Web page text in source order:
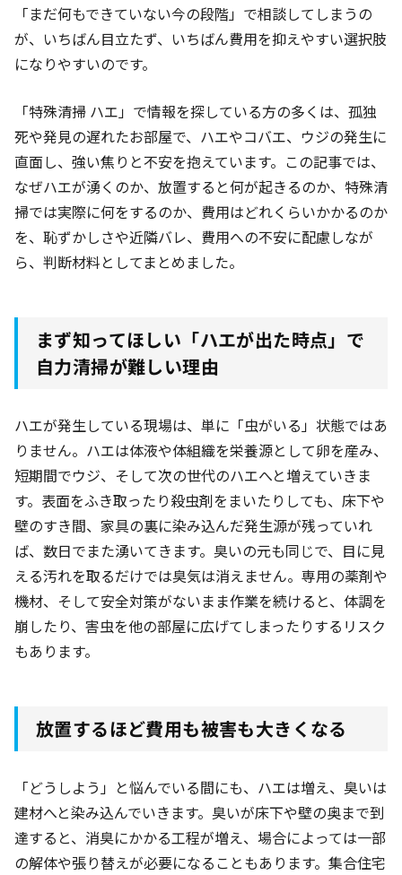
「まだ何もできていない今の段階」で相談してしまうの
が、いちばん目立たず、いちばん費用を抑えやすい選択肢
になりやすいのです。
「特殊清掃 ハエ」で情報を探している方の多くは、孤独
死や発見の遅れたお部屋で、ハエやコバエ、ウジの発生に
直面し、強い焦りと不安を抱えています。この記事では、
なぜハエが湧くのか、放置すると何が起きるのか、特殊清
掃では実際に何をするのか、費用はどれくらいかかるのか
を、恥ずかしさや近隣バレ、費用への不安に配慮しなが
ら、判断材料としてまとめました。
まず知ってほしい「ハエが出た時点」で
自力清掃が難しい理由
ハエが発生している現場は、単に「虫がいる」状態ではあ
りません。ハエは体液や体組織を栄養源として卵を産み、
短期間でウジ、そして次の世代のハエへと増えていきま
す。表面をふき取ったり殺虫剤をまいたりしても、床下や
壁のすき間、家具の裏に染み込んだ発生源が残っていれ
ば、数日でまた湧いてきます。臭いの元も同じで、目に見
える汚れを取るだけでは臭気は消えません。専用の薬剤や
機材、そして安全対策がないまま作業を続けると、体調を
崩したり、害虫を他の部屋に広げてしまったりするリスク
もあります。
放置するほど費用も被害も大きくなる
「どうしよう」と悩んでいる間にも、ハエは増え、臭いは
建材へと染み込んでいきます。臭いが床下や壁の奥まで到
達すると、消臭にかかる工程が増え、場合によっては一部
の解体や張り替えが必要になることもあります。集合住宅